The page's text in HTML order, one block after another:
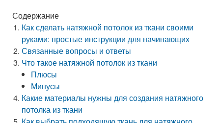
Содержание
Как сделать натяжной потолок из ткани своими
руками: простые инструкции для начинающих
Связанные вопросы и ответы
Что такое натяжной потолок из ткани
Плюсы
Минусы
Какие материалы нужны для создания натяжного
потолка из ткани